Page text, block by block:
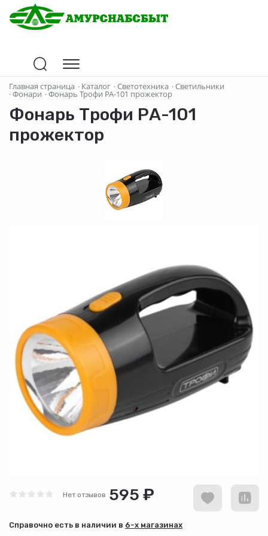
Главная страница · Каталог ·Светотехника ·Светильники
·Фонари ·Фонарь Трофи РА-101 прожектор
Фонарь Трофи РА-101
прожектор
Нет отзывов 595 ₽
Cправочно есть в наличии в 6-х магазинах